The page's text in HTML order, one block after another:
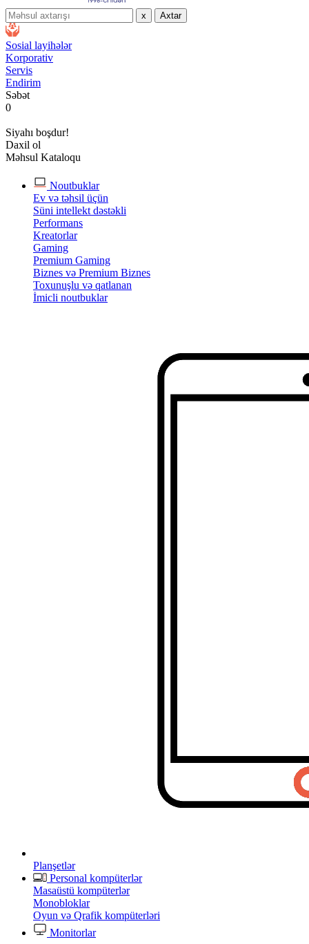
x Axtar
Sosial layihələr
Korporativ
Servis
Endirim
Səbət
0
Siyahı boşdur!
Daxil ol
Məhsul Kataloqu
Noutbuklar
Ev və təhsil üçün
Süni intellekt dəstəkli
Performans
Kreatorlar
Gaming
Premium Gaming
Biznes və Premium Biznes
Toxunuşlu və qatlanan
İmicli noutbuklar
Planşetlər
Personal kompüterlər
Masaüstü kompüterlər
Monobloklar
Oyun və Qrafik kompüterləri
Monitorlar